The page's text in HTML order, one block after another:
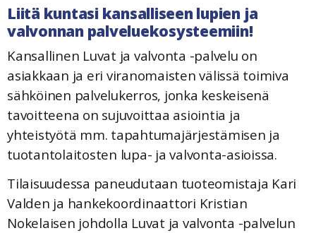
Liitä kuntasi kansalliseen lupien ja
valvonnan palveluekosysteemiin!
Kansallinen Luvat ja valvonta -palvelu on
asiakkaan ja eri viranomaisten välissä toimiva
sähköinen palvelukerros, jonka keskeisenä
tavoitteena on sujuvoittaa asiointia ja
yhteistyötä mm. tapahtumajärjestämisen ja
tuotantolaitosten lupa- ja valvonta-asioissa.
Tilaisuudessa paneudutaan tuoteomistaja Kari
Valden ja hankekoordinaattori Kristian
Nokelaisen johdolla Luvat ja valvonta -palvelun